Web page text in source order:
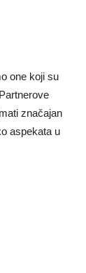
one koji su
značajan
aspekata u